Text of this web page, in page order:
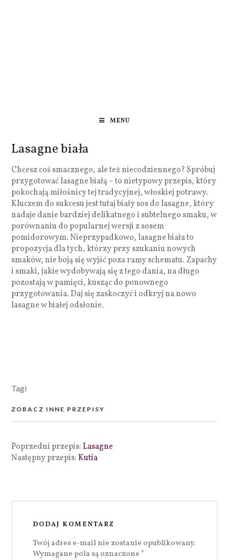
MENU
Lasagne biała
Chcesz coś smacznego, ale też niecodziennego? Spróbuj
przygotować lasagne białą – to nietypowy przepis, który
pokochają miłośnicy tej tradycyjnej, włoskiej potrawy.
Kluczem do sukcesu jest tutaj biały sos do lasagne, który
nadaje danie bardziej delikatnego i subtelnego smaku, w
porównaniu do popularnej wersji z sosem
pomidorowym. Nieprzypadkowo, lasagne biała to
propozycja dla tych, którzy przy szukaniu nowych
smaków, nie boją się wyjść poza ramy schematu. Zapachy
i smaki, jakie wydobywają się z tego dania, na długo
pozostają w pamięci, kusząc do ponownego
przygotowania. Daj się zaskoczyć i odkryj na nowo
lasagne w białej odsłonie.
Tagi
ZOBACZ INNE PRZEPISY
Poprzedni przepis:Lasagne
Następny przepis:Kutia
DODAJ KOMENTARZ
Twój adres e-mail nie zostanie opublikowany.
Wymagane pola są oznaczone *